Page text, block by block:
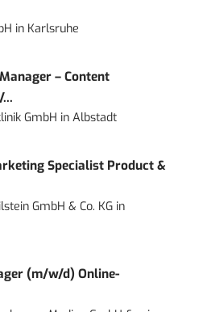
in Karlsruhe
– Content
GmbH inAlbstadt
Specialist Product &
GmbH & Co. KG in
(m/w/d) Online-